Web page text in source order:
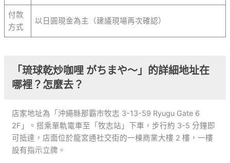
付款
方式
以日圓現金為主（建議現場再次確認）
「琉球乾炒咖哩 がちまや～」的詳細地址在
哪裡？怎麼去？
店家地址為「沖繩縣那霸市牧志 3-13-59 Ryugu Gate 6
2F」。搭乘單軌電車至「牧志站」下車，步行約 3-5 分鐘即
可抵達，店面位於龍宮通社交街的一棟商業大樓 2 樓，一樓
設有指示立牌。